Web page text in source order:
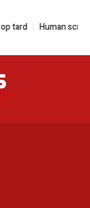
Human screen